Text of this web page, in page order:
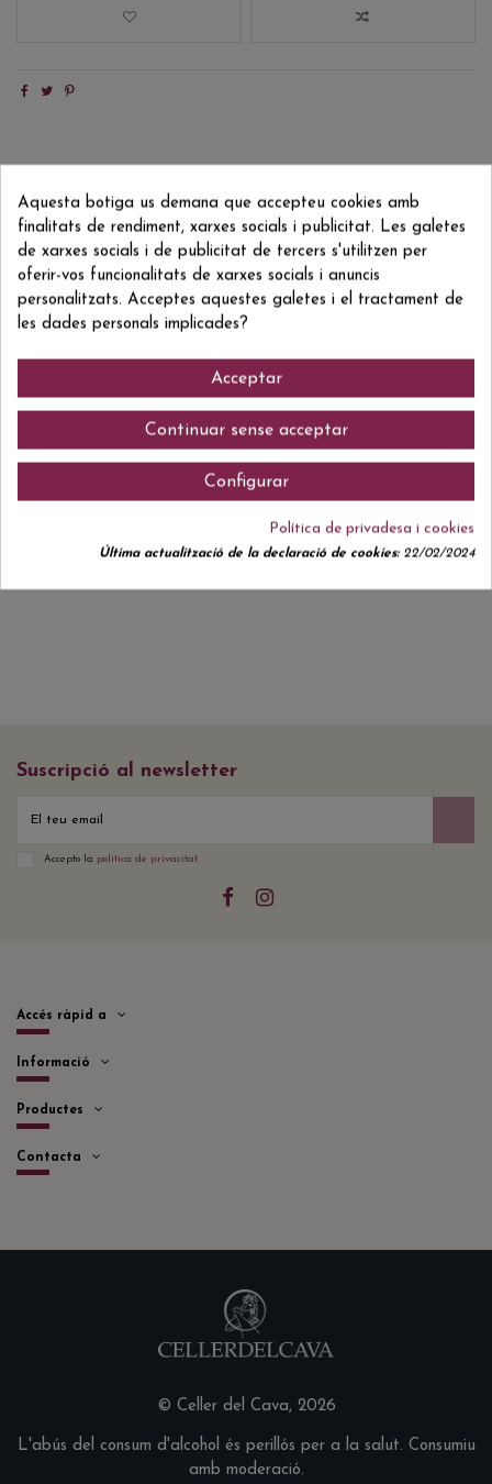
Detalls del producte
Reviews
Aquest Single Malt és envellit en barriques de Roure europeu i americà,
del qual aconsegueix les notes afruitades i avainillades que ho fan
característic.
Actualment no hi ha ressenyes de clients.
Suscripció al newsletter
Accepto la política de privacitat
Accés ràpid a
Informació
Productes
Contacta
© Celler del Cava, 2026
L'abús del consum d'alcohol és perillós per a la salut. Consumiu
amb moderació.
Aquesta botiga us demana que accepteu cookies amb
finalitats de rendiment, xarxes socials i publicitat. Les galetes
de xarxes socials i de publicitat de tercers s'utilitzen per
oferir-vos funcionalitats de xarxes socials i anuncis
personalitzats. Acceptes aquestes galetes i el tractament de
les dades personals implicades?
Acceptar
Continuar sense acceptar
Configurar
Política de privadesa i cookies
Última actualització de la declaració de cookies:22/02/2024